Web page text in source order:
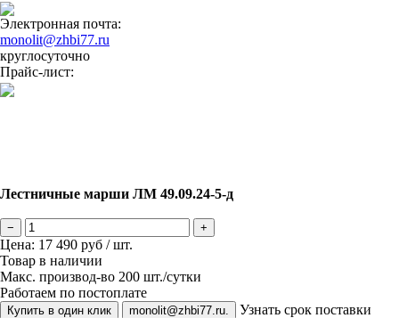
Электронная почта:
monolit@zhbi77.ru
круглосуточно
Прайс-лист:
Лестничные марши ЛМ 49.09.24-5-д
− +
Цена: 17 490 руб / шт.
Товар в наличии
Макс. производ-во 200 шт./сутки
Работаем по постоплате
Купить в один клик monolit@zhbi77.ru.
Узнать срок поставки